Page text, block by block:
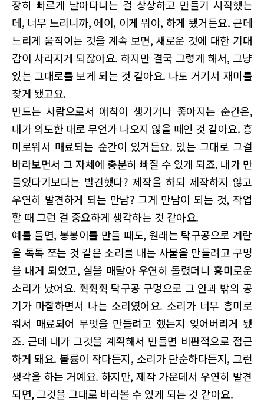
장히 빠르게 날아다니는 걸 상상하고 만들기 시작했는
데, 너무 느리니까, 에이, 이게 뭐야, 하게 됐거든요. 근데
느리게 움직이는 것을 계속 보면, 새로운 것에 대한 기대
감이 사라지게 되잖아요. 하지만 결국 그렇게 해서, 그냥
있는 그대로를 보게 되는 것 같아요. 나도 거기서 재미를
찾게 됐고요.
만드는 사람으로서 애착이 생기거나 좋아지는 순간은,
내가 의도한 대로 무언가 나오지 않을 때인 것 같아요. 흥
미로워서 매료되는 순간이 있거든요. 있는 그대로 그걸
바라보면서 그 자체에 충분히 빠질 수 있게 되죠. 내가 만
들었다기보다는 발견했다? 제작을 하되 제작하지 않고
우연히 발견하게 되는 만남? 그게 만남이 되는 것, 작업
할 때 그런 걸 중요하게 생각하는 것 같아요.
예를 들면, 봉봉이를 만들 때도, 원래는 탁구공으로 계란
을 톡톡 쪼는 것 같은 소리를 내는 사물을 만들려고 구멍
을 내게 되었고, 실을 매달아 우연히 돌렸더니 흥미로운
소리가 났어요. 휙휙휙 탁구공 구멍으로 그 안과 밖의 공
기가 마찰하면서 나는 소리였어요. 소리가 너무 흥미로
워서 매료되어 무엇을 만들려고 했는지 잊어버리게 됐
죠. 근데 내가 그것을 계획해서 만들면 비판적으로 접근
하게 돼요. 볼륨이 작다든지, 소리가 단순하다든지, 그런
생각을 하는 거예요. 하지만, 제작 가운데서 우연히 발견
되면, 그것을 그대로 바라볼 수 있게 되는 것 같아요.